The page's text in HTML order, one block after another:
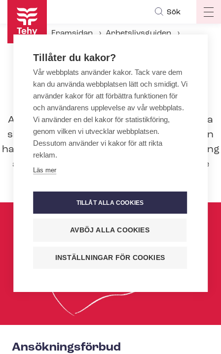
Hoppa
huvudinnehåll
Sök
Framsidan
Arbetslivsguiden
Ar­bets­kon­flikt­ter­mer
Ar­bets­kon­flikt­ter­mer
Arbetskonflikter är förknippade med olika
slags definitioner och termer Här på sidan
har vi samlat de allmännaste termerna kring
arbetskonflikter. Tehy ger alltid närmare
Ansökningsförbud
Tillåter du kakor?
Vår webbplats använder kakor. Tack vare dem
kan du använda webbplatsen lätt och smidigt. Vi
använder kakor för att förbättra funktionen för
och användarens upplevelse av vår webbplats.
Vi använder en del kakor för statistikföring,
genom vilken vi utvecklar webbplatsen.
Dessutom använder vi kakor för att rikta
reklam.
Läs mer
TILLÅT ALLA COOKIES
AVBÖJ ALLA COOKIES
INSTÄLLNINGAR FÖR COOKIES